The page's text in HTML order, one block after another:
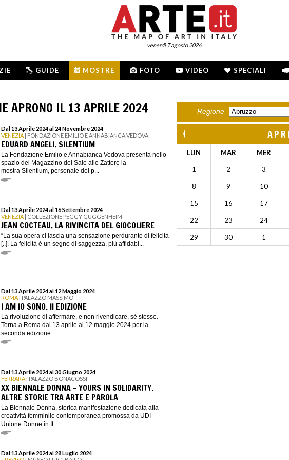
venerdì 7 agosto 2026
GUIDE MOSTRE FOTO VIDEO SPECIALI
APRONO IL 13 APRILE 2024
Dal 13 Aprile 2024 al 24 Novembre 2024
VENEZIA | FONDAZIONE EMILIO E ANNABIANCA VEDOVA
EDUARD ANGELI. SILENTIUM
La Fondazione Emilio e Annabianca Vedova presenta nello
spazio del Magazzino del Sale alle Zattere la
mostra Silentium, personale del p...
Dal 13 Aprile 2024 al 16 Settembre 2024
VENEZIA | COLLEZIONE PEGGY GUGGENHEIM
JEAN COCTEAU. LA RIVINCITA DEL GIOCOLIERE
“La sua opera ci lascia una sensazione perdurante di felicità
[..]. La felicità è un segno di saggezza, più affidabi...
Dal 13 Aprile 2024 al 12 Maggio 2024
ROMA | PALAZZO MASSIMO
I AM IO SONO. II EDIZIONE
La rivoluzione di affermare, e non rivendicare, sé stesse.
Torna a Roma dal 13 aprile al 12 maggio 2024 per la
seconda edizione ...
Dal 13 Aprile 2024 al 30 Giugno 2024
FERRARA | PALAZZO BONACOSSI
XX BIENNALE DONNA - YOURS IN SOLIDARITY.
ALTRE STORIE TRA ARTE E PAROLA
La Biennale Donna, storica manifestazione dedicata alla
creatività femminile contemporanea promossa da UDI –
Unione Donne in It...
Dal 13 Aprile 2024 al 28 Luglio 2024
Regione
LUN MAR MER
1 2 3
8 9 10
15 16 17
22 23 24
29 30 1